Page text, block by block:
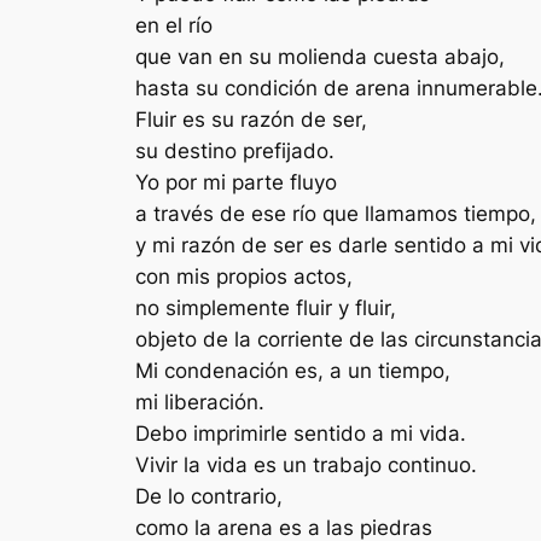
en el río
que van en su molienda cuesta abajo,
hasta su condición de arena innumerable.
Fluir es su razón de ser,
su destino prefijado.
Yo por mi parte fluyo
a través de ese río que llamamos tiempo,
y mi razón de ser es darle sentido a mi
con mis propios actos,
no simplemente fluir y fluir,
objeto de la corriente de las
Mi condenación es, a un tiempo,
mi liberación.
Debo imprimirle sentido a mi vida.
Vivir la vida es un trabajo continuo.
De lo contrario,
como la arena es a las piedras